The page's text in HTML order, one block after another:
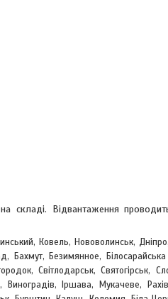
на складі. Відвантаження
Ковель, Нововолинськ,
Безимянное,
Світлодарськ, Святогірськ,
Виноградів, Іршава, Мукачеве,